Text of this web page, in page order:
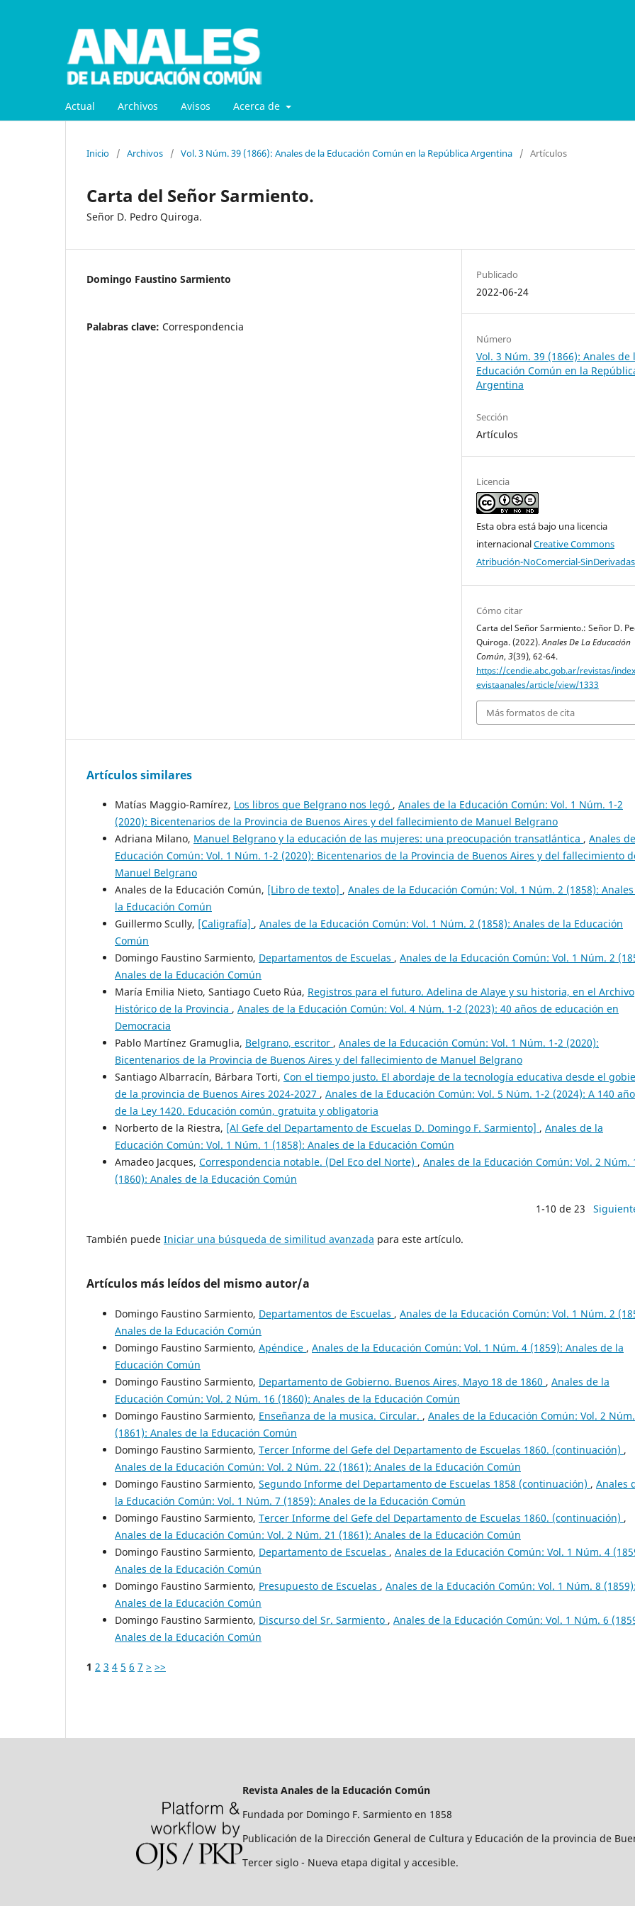
Actual Archivos Avisos Acerca de
Inicio / Archivos / Vol. 3 Núm. 39 (1866): Anales de la Educación Común en la República Argentina / Artículos
Carta del Señor Sarmiento.
Señor D. Pedro Quiroga.
Domingo Faustino Sarmiento
Palabras clave: Correspondencia
Publicado
2022-06-24
Número
Vol. 3 Núm. 39 (1866): Anales de
Educación Común en la
Argentina
Sección
Artículos
Licencia
Esta obra está bajo una licencia
internacionalCreative Commons
Atribución-NoComercial-
Cómo citar
Carta del Señor Sarmiento.: Señor D.
Quiroga. (2022).Anales De La Educación
Común, 3(39), 62-64.
https://cendie.abc.gob.ar/revistas/
evistaanales/article/view/1333
Más formatos de cita
Artículos similares
Matías Maggio-Ramírez, Los libros que Belgrano nos legó , Anales de la Educación Común: Vol. 1 Núm. 1-2
(2020): Bicentenarios de la Provincia de Buenos Aires y del fallecimiento de Manuel Belgrano
Adriana Milano, Manuel Belgrano y la educación de las mujeres: una preocupación transatlántica , Anales
Educación Común: Vol. 1 Núm. 1-2 (2020): Bicentenarios de la Provincia de Buenos Aires y del fallecimiento
Manuel Belgrano
Anales de la Educación Común, [Libro de texto] , Anales de la Educación Común: Vol. 1 Núm. 2 (1858):
la Educación Común
Guillermo Scully, [Caligrafía] , Anales de la Educación Común: Vol. 1 Núm. 2 (1858): Anales de la Educación
Común
Domingo Faustino Sarmiento, Departamentos de Escuelas , Anales de la Educación Común: Vol. 1 Núm. 2
Anales de la Educación Común
María Emilia Nieto, Santiago Cueto Rúa, Registros para el futuro. Adelina de Alaye y su historia, en el Archivo
Histórico de la Provincia , Anales de la Educación Común: Vol. 4 Núm. 1-2 (2023): 40 años de educación en
Democracia
Pablo Martínez Gramuglia, Belgrano, escritor , Anales de la Educación Común: Vol. 1 Núm. 1-2 (2020):
Bicentenarios de la Provincia de Buenos Aires y del fallecimiento de Manuel Belgrano
Santiago Albarracín, Bárbara Torti, Con el tiempo justo. El abordaje de la tecnología educativa desde el
de la provincia de Buenos Aires 2024-2027 , Anales de la Educación Común: Vol. 5 Núm. 1-2 (2024): A 140
de la Ley 1420. Educación común, gratuita y obligatoria
Norberto de la Riestra, [Al Gefe del Departamento de Escuelas D. Domingo F. Sarmiento] , Anales de la
Educación Común: Vol. 1 Núm. 1 (1858): Anales de la Educación Común
Amadeo Jacques, Correspondencia notable. (Del Eco del Norte) , Anales de la Educación Común: Vol. 2 Núm.
(1860): Anales de la Educación Común
1-10 de 23
También puede Iniciar una búsqueda de similitud avanzada para este artículo.
Artículos más leídos del mismo autor/a
Domingo Faustino Sarmiento, Departamentos de Escuelas , Anales de la Educación Común: Vol. 1 Núm. 2
Anales de la Educación Común
Domingo Faustino Sarmiento, Apéndice , Anales de la Educación Común: Vol. 1 Núm. 4 (1859): Anales de la
Educación Común
Domingo Faustino Sarmiento, Departamento de Gobierno. Buenos Aires, Mayo 18 de 1860 , Anales de la
Educación Común: Vol. 2 Núm. 16 (1860): Anales de la Educación Común
Domingo Faustino Sarmiento, Enseñanza de la musica. Circular. , Anales de la Educación Común: Vol. 2
(1861): Anales de la Educación Común
Domingo Faustino Sarmiento, Tercer Informe del Gefe del Departamento de Escuelas 1860. (continuación) ,
Anales de la Educación Común: Vol. 2 Núm. 22 (1861): Anales de la Educación Común
Domingo Faustino Sarmiento, Segundo Informe del Departamento de Escuelas 1858 (continuación) , Anales
la Educación Común: Vol. 1 Núm. 7 (1859): Anales de la Educación Común
Domingo Faustino Sarmiento, Tercer Informe del Gefe del Departamento de Escuelas 1860. (continuación) ,
Anales de la Educación Común: Vol. 2 Núm. 21 (1861): Anales de la Educación Común
Domingo Faustino Sarmiento, Departamento de Escuelas , Anales de la Educación Común: Vol. 1 Núm. 4
Anales de la Educación Común
Domingo Faustino Sarmiento, Presupuesto de Escuelas , Anales de la Educación Común: Vol. 1 Núm. 8 (1859):
Anales de la Educación Común
Domingo Faustino Sarmiento, Discurso del Sr. Sarmiento , Anales de la Educación Común: Vol. 1 Núm. 6
Anales de la Educación Común
1 2 3 4 5 6 7 > >>
Revista Anales de la Educación Común
Fundada por Domingo F. Sarmiento en 1858
Publicación de la Dirección General de Cultura y Educación de la provincia de
Tercer siglo - Nueva etapa digital y accesible.